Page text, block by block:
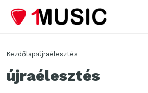
Kezdőlap újraélesztés
újraélesztés